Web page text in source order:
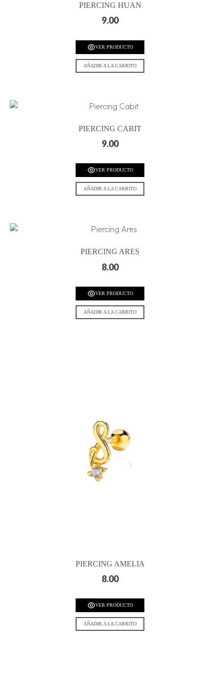
PIERCING HUAN
9.00
VER PRODUCTO
AÑADIR A LA CARRITO
PIERCING CABIT
9.00
VER PRODUCTO
AÑADIR A LA CARRITO
PIERCING ARES
8.00
VER PRODUCTO
AÑADIR A LA CARRITO
PIERCING AMELIA
8.00
VER PRODUCTO
AÑADIR A LA CARRITO